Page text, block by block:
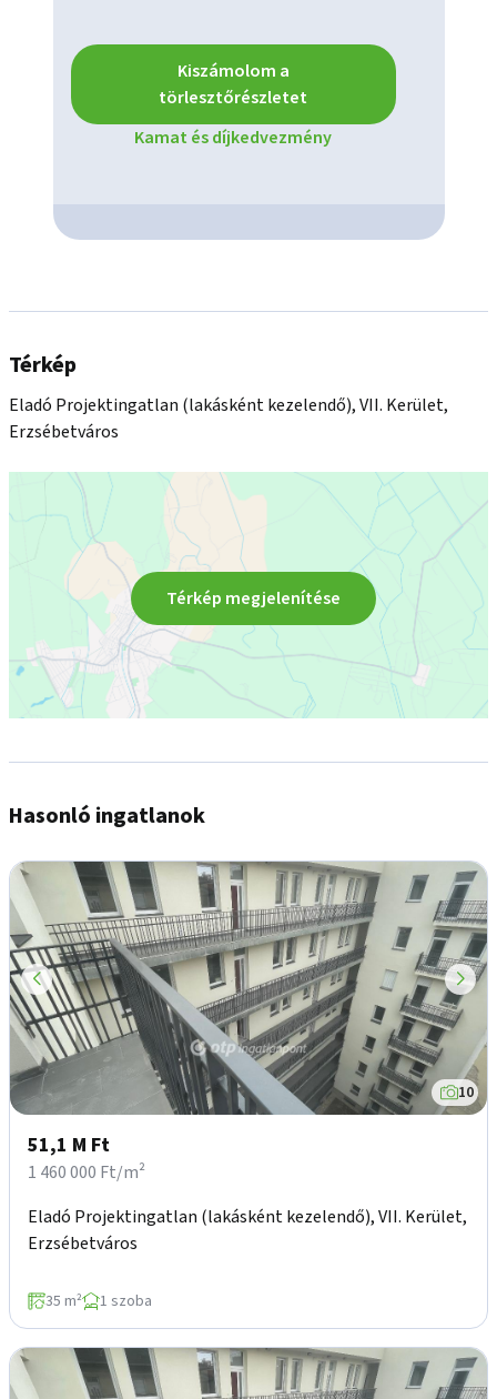
Kiszámolom a
törlesztőrészletet
Kamat és díjkedvezmény
Térkép
Eladó Projektingatlan (lakásként kezelendő), VII. Kerület,
Erzsébetváros
Térkép megjelenítése
Hasonló ingatlanok
10
51,1 M Ft
1 460 000 Ft/m²
Eladó Projektingatlan (lakásként kezelendő), VII. Kerület,
Erzsébetváros
35 m² 1 szoba